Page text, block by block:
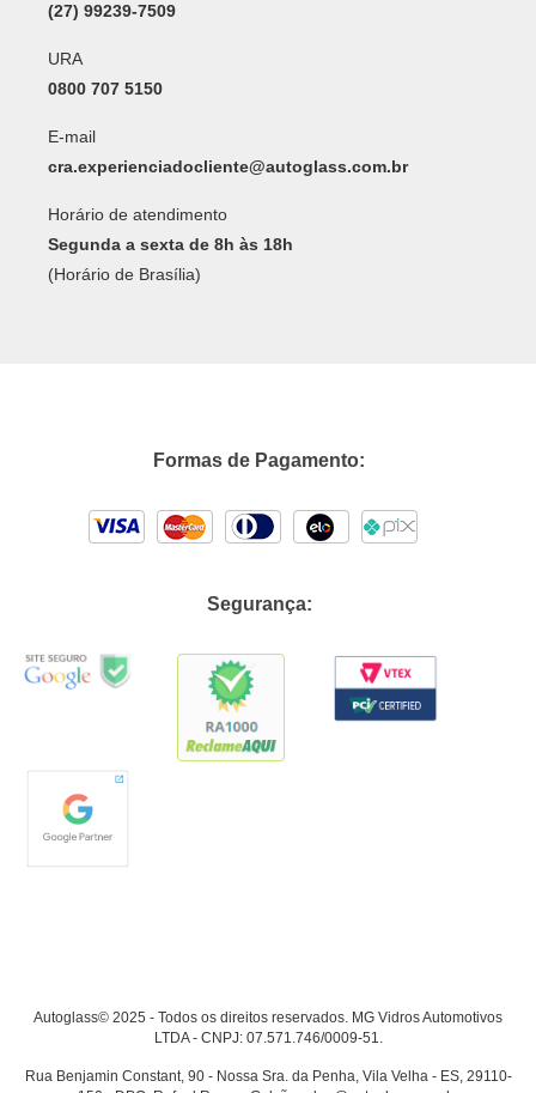
(27) 99239-7509
URA
0800 707 5150
E-mail
cra.experienciadocliente@autoglass.com.br
Horário de atendimento
Segunda a sexta de 8h às 18h
(Horário de Brasília)
Formas de Pagamento:
Segurança:
Autoglass© 2025 - Todos os direitos reservados. MG Vidros Automotivos
LTDA - CNPJ: 07.571.746/0009-51.
Rua Benjamin Constant, 90 - Nossa Sra. da Penha, Vila Velha - ES, 29110-